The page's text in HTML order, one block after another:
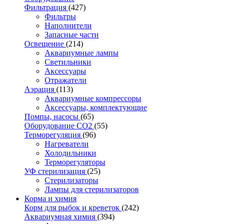
Фильтрация (427)
Фильтры
Наполнители
Запасные части
Освещение (214)
Аквариумные лампы
Светильники
Аксессуары
Отражатели
Аэрация (113)
Аквариумные компрессоры
Аксессуары, комплектующие
Помпы, насосы (65)
Оборудование CO2 (55)
Терморегуляция (96)
Нагреватели
Холодильники
Терморегуляторы
УФ стерилизация (25)
Стерилизаторы
Лампы для стерилизаторов
Корма и химия
Корм для рыбок и креветок (242)
Аквариумная химия (394)